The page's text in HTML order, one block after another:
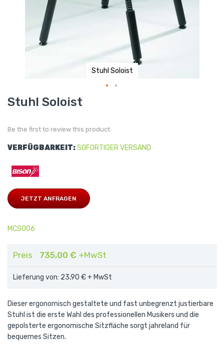
Stuhl Soloist
Skip
to
the
gallery
Stuhl Soloist
Be the first to review this product
VERFÜGBARKEIT:SOFORTIGER VERSAND
JETZT ANFRAGEN
MCSO06
Preis 735,00 € +MwSt
Lieferung von: 23,90 €+ MwSt
Dieser ergonomisch gestaltete und fast unbegrenzt justierbare
Stuhl ist die erste Wahl des professionellen Musikers und die
gepolsterte ergonomische Sitzfläche sorgt jahreland für
bequemes Sitzen.